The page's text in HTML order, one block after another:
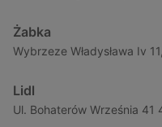
Żabka
Wybrzeze Władysława Iv
Lidl
Ul. Bohaterów Września 41